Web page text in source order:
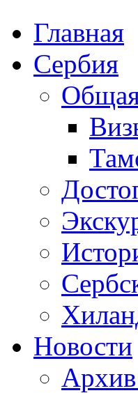
Главная
Сербия
Новости
Архив